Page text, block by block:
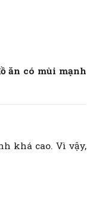
ăn có mùi mạnh
khá cao. Vì vậy,